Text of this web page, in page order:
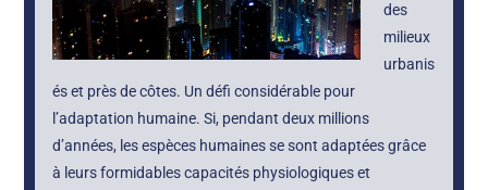
des
milieux
urbanis
és et près de côtes. Un défi considérable pour
l’adaptation humaine. Si, pendant deux millions
d’années, les espèces humaines se sont adaptées grâce
à leurs formidables capacités physiologiques et